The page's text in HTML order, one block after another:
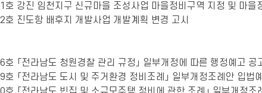
강진 임천지구 신규마을 조성사업 마을정비구역 지정 및 마을
진도항 배후지 개발사업 개발계획 변경 고시
「전라남도 청원경찰 관리 규정」 일부개정에 따른 행정예고 공
「전라남도 도시 및 주거환경 정비조례」 일부개정조례안 입법